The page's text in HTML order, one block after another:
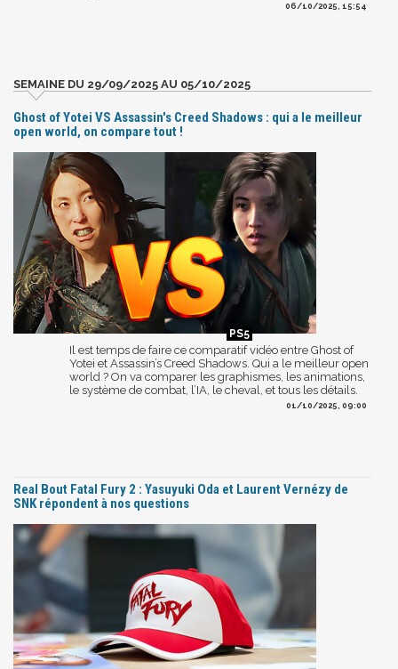
06/10/2025, 15:54
SEMAINE DU 29/09/2025 AU 05/10/2025
Ghost of Yotei VS Assassin's Creed Shadows : qui a le meilleur
open world, on compare tout !
Il est temps de faire ce comparatif vidéo entre Ghost of
Yotei et Assassin’s Creed Shadows. Qui a le meilleur open
world ? On va comparer les graphismes, les animations,
le système de combat, l’IA, le cheval, et tous les détails.
01/10/2025, 09:00
Real Bout Fatal Fury 2 : Yasuyuki Oda et Laurent Vernézy de
SNK répondent à nos questions